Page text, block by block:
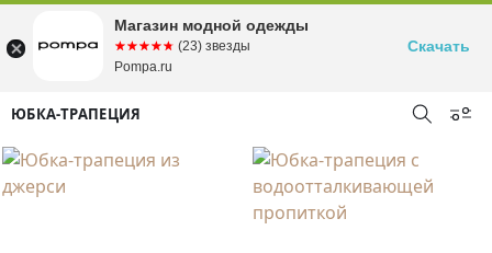
ЮБКА-ТРАПЕЦИЯ
Магазин модной одежды
☆☆☆☆☆
★★★★★ (23) звезды
Pompa.ru
Скачать